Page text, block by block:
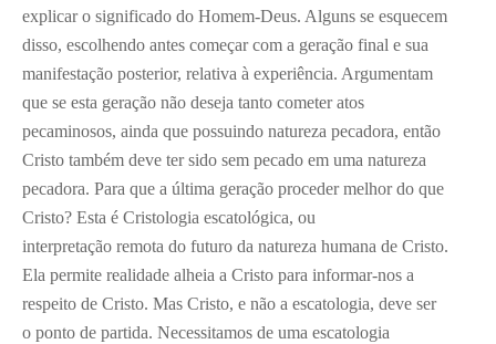
explicar o significado do Homem-Deus. Alguns se esquecem
disso, escolhendo antes começar com a geração final e sua
manifestação posterior, relativa à experiência. Argumentam
que se esta geração não deseja tanto cometer atos
pecaminosos, ainda que possuindo natureza pecadora, então
Cristo também deve ter sido sem pecado em uma natureza
pecadora. Para que a última geração proceder melhor do que
Cristo? Esta é Cristologia escatológica, ou
interpretação remota do futuro da natureza humana de Cristo.
Ela permite realidade alheia a Cristo para informar-nos a
respeito de Cristo. Mas Cristo, e não a escatologia, deve ser
o ponto de partida. Necessitamos de uma escatologia